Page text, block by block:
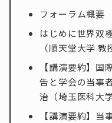
フォーラム概要
はじめに世界双
（順天堂大学 教
【講演要約】国
告と学会の当事
治（埼玉医科大
【講演要約】当